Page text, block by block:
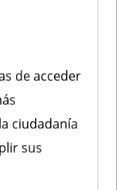
de acceder
ciudadanía
sus